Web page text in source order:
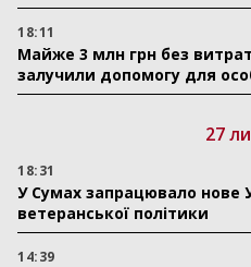
18:11
Майже 3 млн грн без
залучили допомогу для
27
18:31
У Сумах запрацювало нове
ветеранської політики
14:39